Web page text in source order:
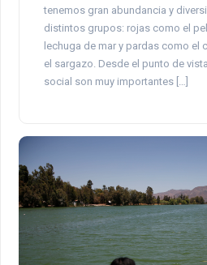
tenemos gran abundancia y
distintos grupos: rojas como el
lechuga de mar y pardas como el
el sargazo. Desde el punto de
social son muy importantes […]